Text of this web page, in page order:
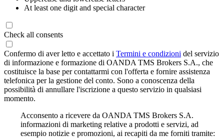
At least one digit and special character
Check all consents
Confermo di aver letto e accettato i Termini e condizioni del servizio
di informazione e formazione di OANDA TMS Brokers S.A., che
costituisce la base per contattarmi con l'offerta e fornire assistenza
telefonica per la gestione del conto. Sono a conoscenza della
possibilità di annullare l'iscrizione a questo servizio in qualsiasi
momento.
Acconsento a ricevere da OANDA TMS Brokers S.A.
informazioni di marketing relative a prodotti e servizi, ad
esempio notizie e promozioni, ai recapiti da me forniti tramite: